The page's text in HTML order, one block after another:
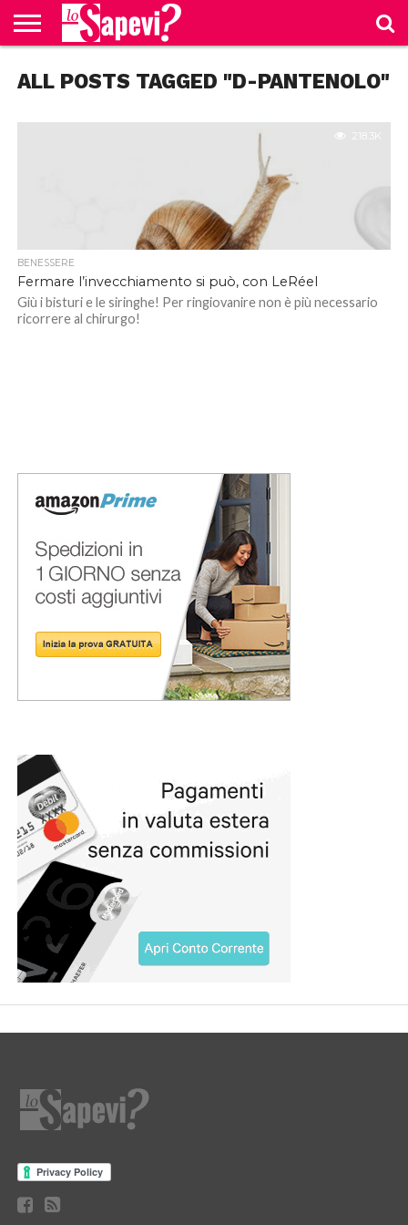
BENESSERE
GOSSIP
PRODOTTI
AMAZON
NEWS
CASA E
CUCINA
ALL POSTS TAGGED "D-PANTENOLO"
218.3K
BENESSERE
Fermare l’invecchiamento si può, con LeRéel
Giù i bisturi e le siringhe! Per ringiovanire non è più necessario
ricorrere al chirurgo!